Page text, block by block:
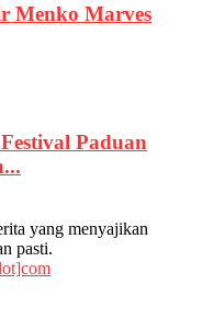
Menko Marves
Paduan
yang menyajikan
pasti.